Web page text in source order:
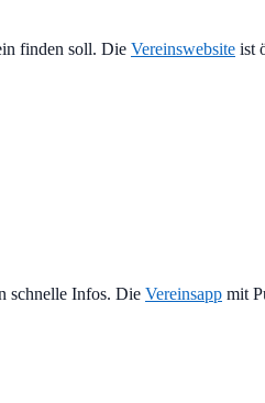
finden soll. Die Vereinswebsite ist
schnelle Infos. Die Vereinsapp mit